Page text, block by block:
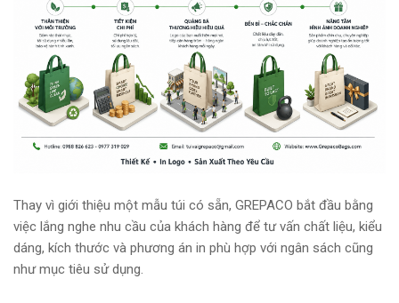
Thay vì giới thiệu một mẫu túi có sẵn, GREPACO bắt đầu bằng
việc lắng nghe nhu cầu của khách hàng để tư vấn chất liệu, kiểu
dáng, kích thước và phương án in phù hợp với ngân sách cũng
như mục tiêu sử dụng.